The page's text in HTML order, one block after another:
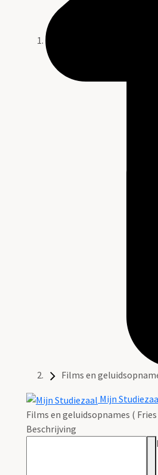
Films en
Mijn
Films en geluidsopnames (
Beschrijving